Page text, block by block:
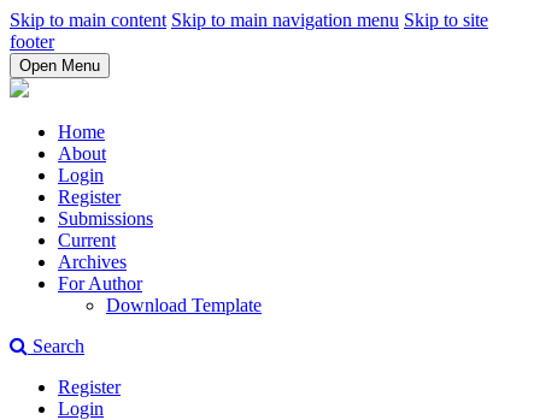
Skip to main content Skip to main navigation menu Skip to site
footer
Open Menu
Home
About
Login
Register
Submissions
Current
Archives
For Author
Download Template
Search
Register
Login